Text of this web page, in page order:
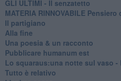
GLI ULTIMI - Il senzatetto
MATERIA RINNOVABILE Pensiero
Il partigiano
Alla fine
Una poesia & un racconto
Pubblicare humanum est
Lo squaraus:una notte sul vaso -
Tutto è relativo